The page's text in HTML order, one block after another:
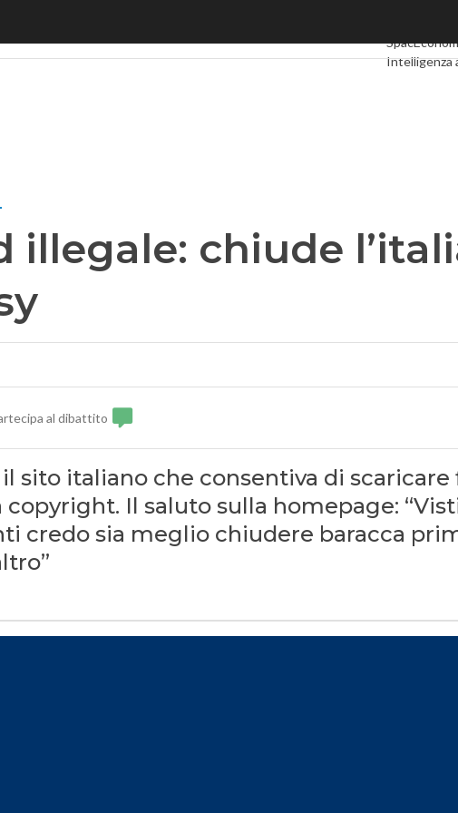
Intelligenza
illegale: chiude
al dibattito
il sito italiano che consentiva di
Il saluto sulla homepage:
credo sia meglio chiudere baracca